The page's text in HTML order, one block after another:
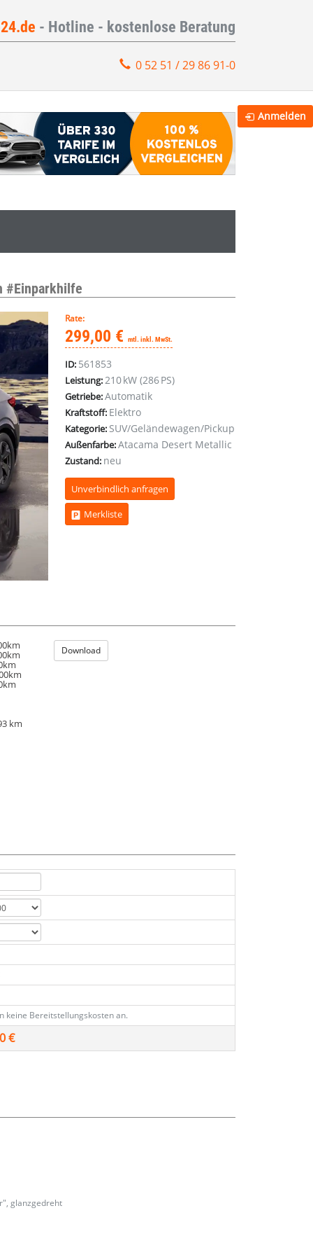
- Hotline - kostenlose Beratung
0 52 51 / 29 86 91-0
#Einparkhilfe
Rate:
299,00 € mtl. inkl. MwSt.
ID: 561853
Leistung:210 kW (286 PS)
Getriebe:Automatik
Kraftstoff: Elektro
Kategorie: SUV/Geländewagen/Pickup
Außenfarbe:Atacama Desert Metallic
Zustand: neu
Unverbindlich anfragen
Merkliste
km
Download
keine Bereitstellungskosten an.
€
glanzgedreht
Anmelden